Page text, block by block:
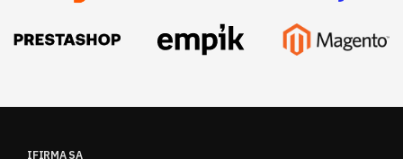
IFIRMA SA